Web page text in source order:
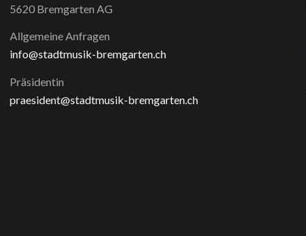
5620 Bremgarten AG
Allgemeine Anfragen
info@stadtmusik-bremgarten.ch
Präsidentin
praesident@stadtmusik-bremgarten.ch